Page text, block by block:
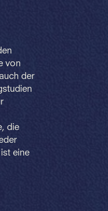
von
der
die
eine